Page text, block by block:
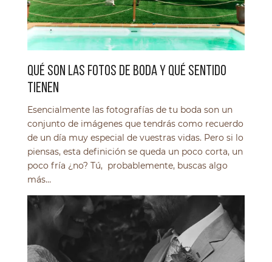
QUÉ SON LAS FOTOS DE BODA Y QUÉ SENTIDO
TIENEN
Esencialmente las fotografías de tu boda son un
conjunto de imágenes que tendrás como recuerdo
de un día muy especial de vuestras vidas. Pero si lo
piensas, esta definición se queda un poco corta, un
poco fría ¿no? Tú, probablemente, buscas algo
más…